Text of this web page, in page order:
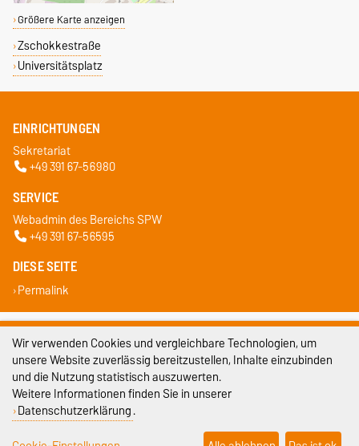
Größere Karte anzeigen
Zschokkestraße
Universitätsplatz
EINRICHTUNGEN
Sekretariat
+49 391 67-56980
SERVICE
Webadmin des Bereichs SPW
+49 391 67-56595
DIESE SEITE
Permalink
Impressum
Datenschutz
Barrierefreiheit
Cookie-Einstellungen
Wir verwenden Cookies und vergleichbare Technologien, um
unsere Website zuverlässig bereitzustellen, Inhalte einzubinden
und die Nutzung statistisch auszuwerten.
Weitere Informationen finden Sie in unserer
Datenschutzerklärung.